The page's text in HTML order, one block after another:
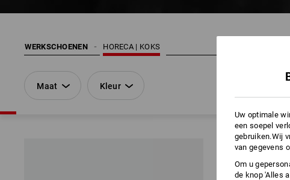
WERKSCHOENEN HORECA | KOKS
Maat Kleur
Uw optimale
een soepel
gebruiken.Wij
van gegevens
Om u
de knop 'Alles